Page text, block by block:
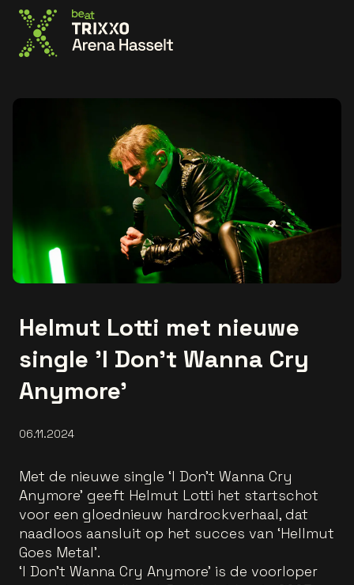
Helmut Lotti met nieuwe
single 'I Don't Wanna Cry
Anymore'
06.11.2024
Met de nieuwe single ‘I Don’t Wanna Cry
Anymore’ geeft Helmut Lotti het startschot
voor een gloednieuw hardrockverhaal, dat
naadloos aansluit op het succes van ‘Hellmut
Goes Metal’.
‘I Don’t Wanna Cry Anymore’ is de voorloper